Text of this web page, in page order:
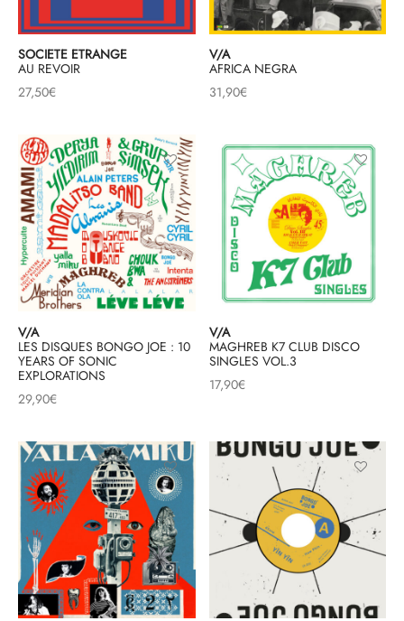
SOCIETE ETRANGE
AU REVOIR
27,50€
V/A
AFRICA NEGRA
31,90€
V/A
LES DISQUES BONGO JOE : 10
YEARS OF SONIC
EXPLORATIONS
29,90€
V/A
MAGHREB K7 CLUB DISCO
SINGLES VOL.3
17,90€